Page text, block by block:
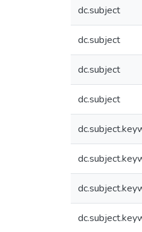
dc.subject
dc.subject
dc.subject
dc.subject